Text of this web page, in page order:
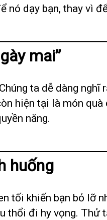
nó dạy bạn, thay vì
mai”
ta dễ dàng
hiện tại là món
năng.
huống
tối khiến bạn bỏ lỡ
thổi đi hy vọng.